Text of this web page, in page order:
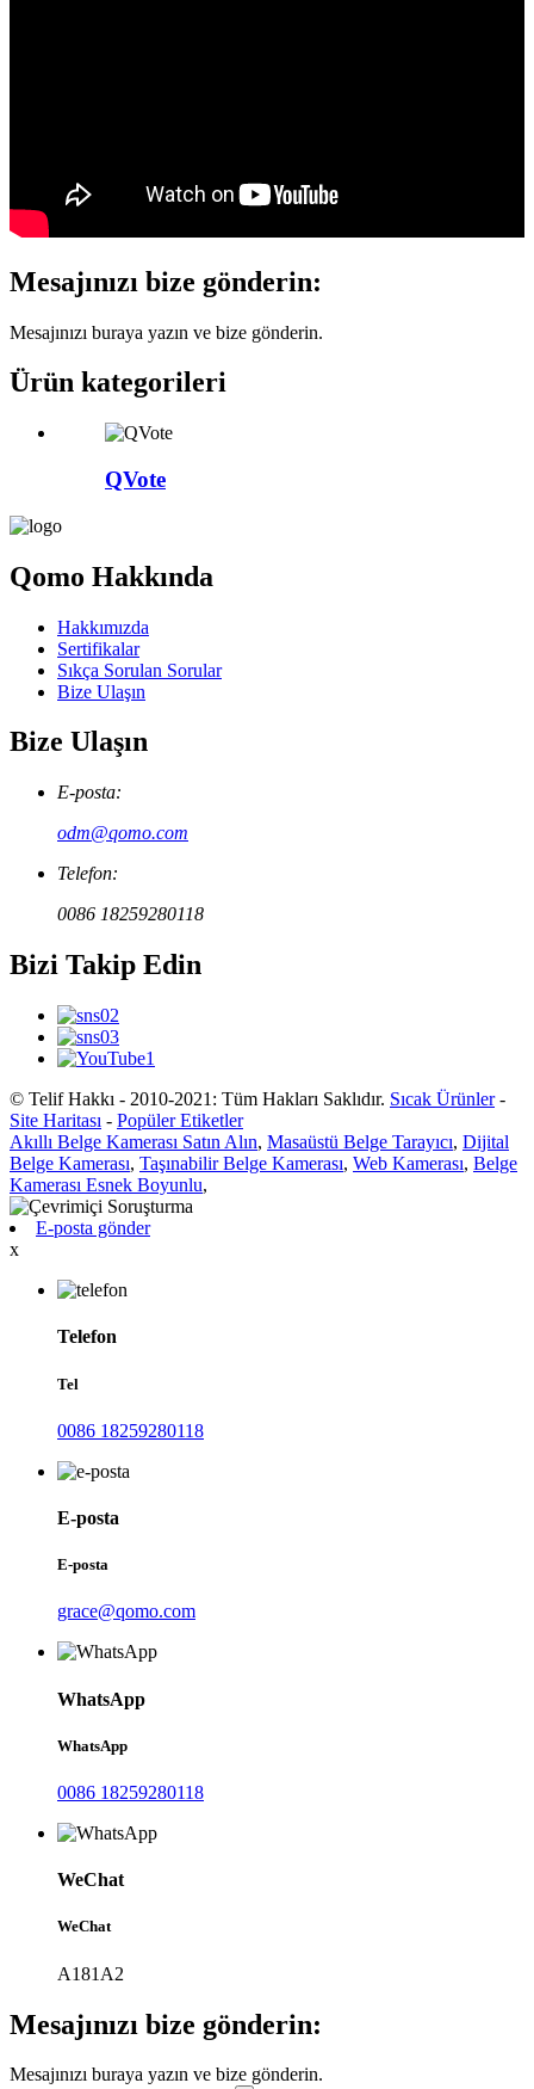
Mesajınızı bize gönderin:
Mesajınızı buraya yazın ve bize gönderin.
Ürün kategorileri
QVote
Qomo Hakkında
Hakkımızda
Sertifikalar
Sıkça Sorulan Sorular
Bize Ulaşın
Bize Ulaşın
E-posta:
odm@qomo.com
Telefon:
0086 18259280118
Bizi Takip Edin
© Telif Hakkı - 2010-2021: Tüm Hakları Saklıdır. Sıcak Ürünler-
Site Haritası - Popüler Etiketler
Akıllı Belge Kamerası Satın Alın, Masaüstü Belge Tarayıcı, Dijital
Belge Kamerası, Taşınabilir Belge Kamerası, Web Kamerası, Belge
Kamerası Esnek Boyunlu,
E-posta gönder
x
Telefon
Tel
0086 18259280118
E-posta
E-posta
grace@qomo.com
WhatsApp
WhatsApp
0086 18259280118
WeChat
WeChat
A181A2
Mesajınızı bize gönderin:
Mesajınızı buraya yazın ve bize gönderin.